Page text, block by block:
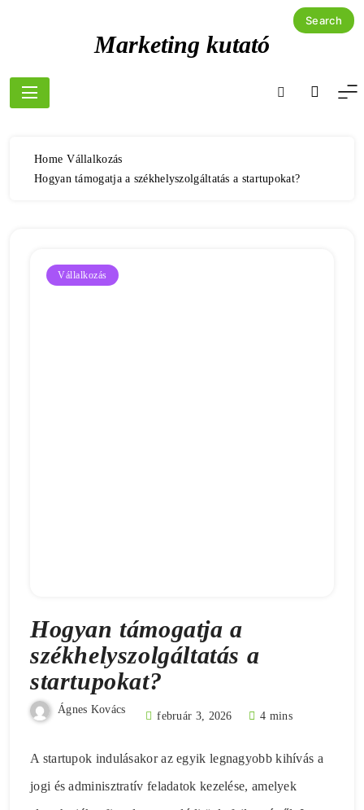
Marketing kutató
Home Vállalkozás
Hogyan támogatja a székhelyszolgáltatás a startupokat?
Vállalkozás
Hogyan támogatja a
székhelyszolgáltatás a
startupokat?
Ágnes Kovács
február 3, 2026 4 mins
A startupok indulásakor az egyik legnagyobb kihívás a
jogi és adminisztratív feladatok kezelése, amelyek